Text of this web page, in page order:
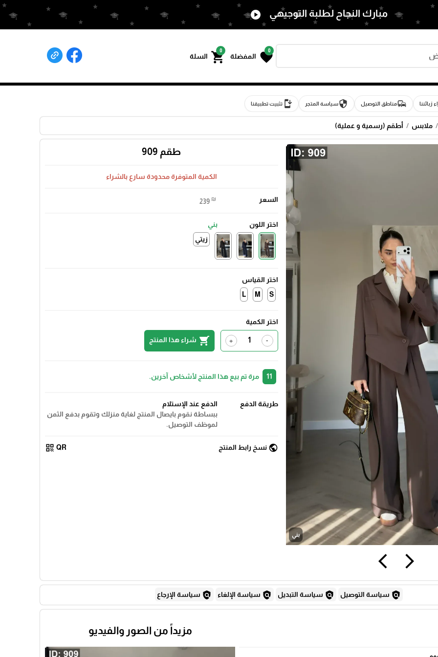
0
favorite المفضلة
0
shopping_cart السلة
مبارك النجاح لطلبة التوجيهي play_circle
زبائننا commuteمناطق التوصيل securityسياسة المتجر install_mobileتثبيت تطبيقنا
ملابس أطقم (رسمية و عملية)
بني
arrow_forward_ios
arrow_back_ios
طقم 909
الكمية المتوفرة محدودة سارع بالشراء
السعر 239 ₪
اختر اللون
بني
زيتي
اختر القياس
S
M
L
اختر الكمية
-
+
shopping_cart شراء هذا المنتج
مرة تم بيع هذا المنتج لأشخاص آخرين.
طريقة الدفع
الدفع عند الإستلام
ببساطة نقوم بايصال المنتج لغاية منزلك وتقوم بدفع الثمن
لموظف التوصيل.
public نسخ رابط المنتج QR
qr_code
policy سياسة التوصيل policy سياسة التبديل policy سياسة الإلغاء policy سياسة الإرجاع
مزيداً من الصور والفيديو